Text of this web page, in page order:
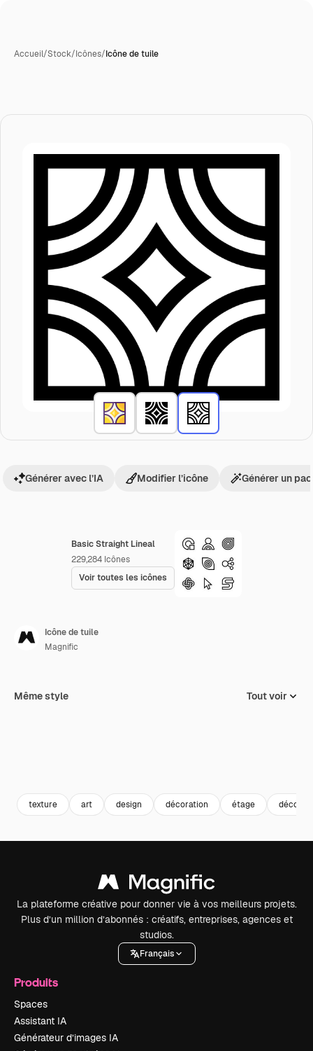
Accueil/Stock/Icônes/Icône de tuile
Basic Straight Lineal
229,284 Icônes
Voir toutes les icônes
Générer avec l’IA Modifier l’icône Générer un
Icône de tuile
Magnific
Même style Tout voir
texture art design décoration étage
La plateforme créative pour donner vie à vos meilleurs projets.
Plus d’un million d’abonnés : créatifs, entreprises, agences et
studios.
Français
Produits
Spaces
Assistant IA
Générateur d’images IA